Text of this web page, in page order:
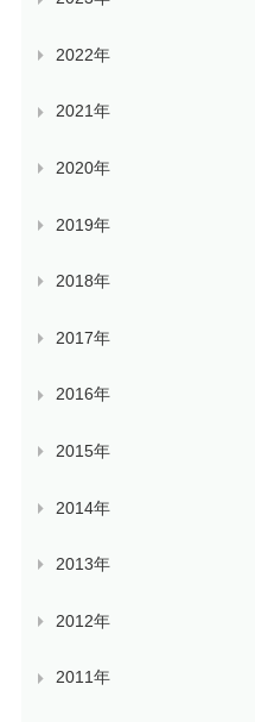
2022年
2021年
2020年
2019年
2018年
2017年
2016年
2015年
2014年
2013年
2012年
2011年